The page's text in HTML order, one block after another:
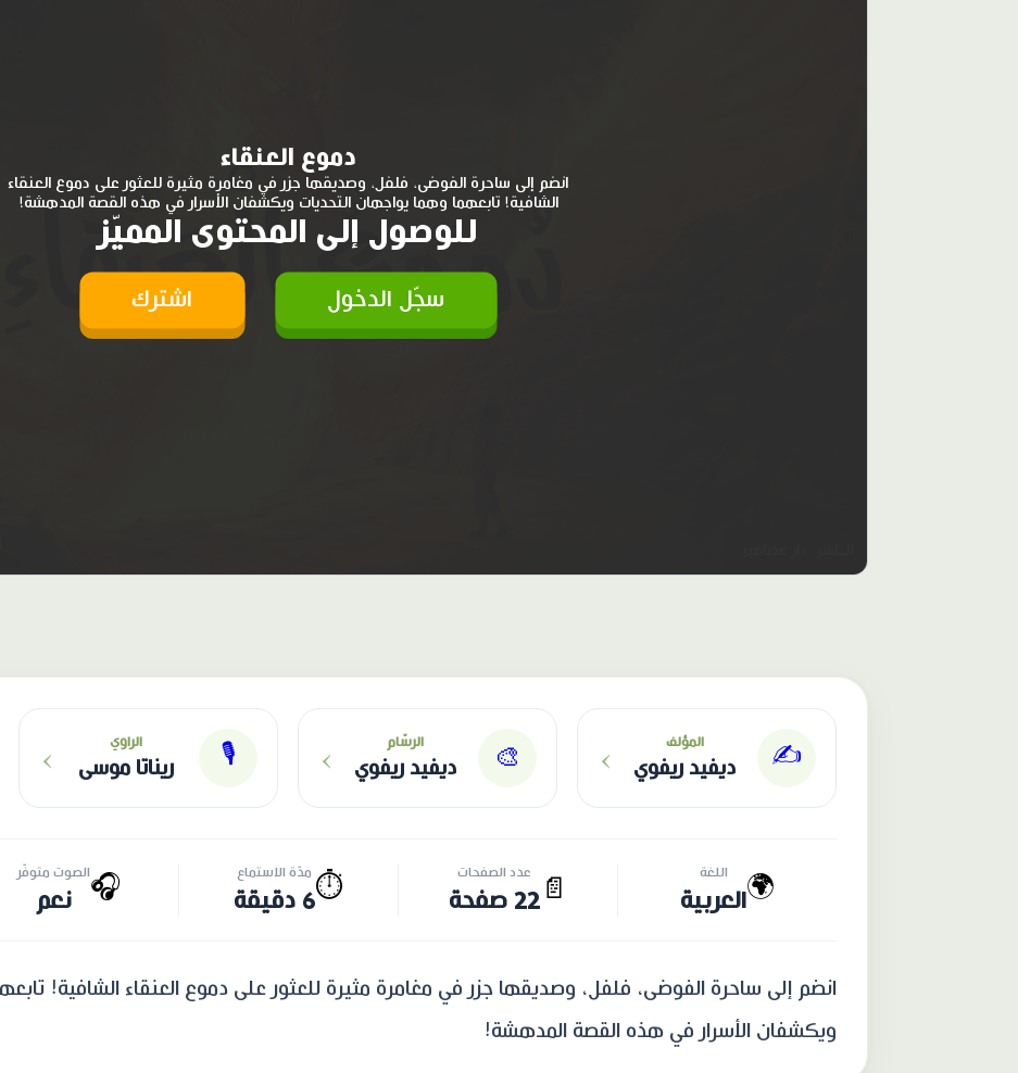
دموع العنقاء
انضم إلى ساحرة الفوضى، فلفل، وصديقها جزر في مغامرة مثيرة للعثور على دموع العنقاء
الشافية! تابعهما وهما يواجهان التحديات ويكشفان الأسرار في هذه القصة المدهشة!
للوصول إلى المحتوى المميّز
سجّل الدخول اشترك
✍️ المؤلف
ديفيد ريفوي ›
🎨
الرسّام
ديفيد ريفوي ›
🎙 الراوي
ريناتا موسى ›
🌍 اللغة
العربية 📄
عدد الصفحات
22 صفحة ⏱️ مدّة الاستماع
6 دقيقة 🎧الصوت متوفّر
نعم
انضم إلى ساحرة الفوضى، فلفل، وصديقها جزر في مغامرة مثيرة للعثور على دموع العنقاء الشافية!
ويكشفان الأسرار في هذه القصة المدهشة!